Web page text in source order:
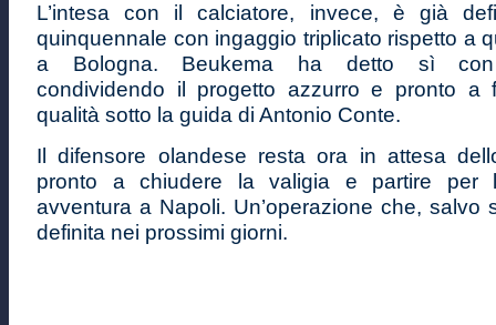
L’intesa con il calciatore, invece, è già
quinquennale con ingaggio triplicato rispetto a
a Bologna. Beukema ha detto sì con
condividendo il progetto azzurro e pronto a
qualità sotto la guida di Antonio Conte.
Il difensore olandese resta ora in attesa
pronto a chiudere la valigia e partire per
avventura a Napoli. Un’operazione che, salvo
definita nei prossimi giorni.